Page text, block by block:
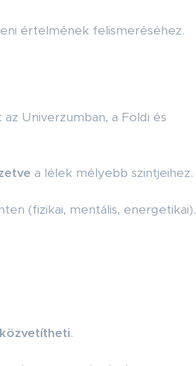
értelmének felismeréséhez.
Univerzumban, a Földi és
a lélek mélyebb szintjeihez.
(fizikai, mentális, energetikai).
.